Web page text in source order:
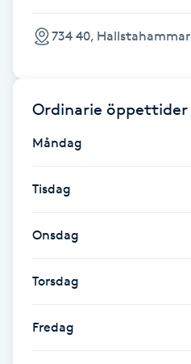
Fransar
Fransborttagning
Fransförlängning Megavolym
Fransförlängning Volym
Fransk manikyr
Fransrengöring
734 40, Hallstahammar
Ordinarie öppettider
Måndag
Tisdag
Onsdag
Torsdag
Fredag